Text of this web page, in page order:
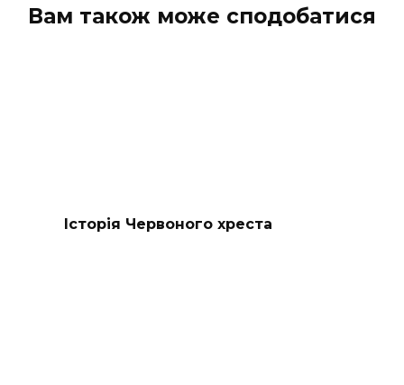
Вам також може сподобатися
Історія Червоного хреста